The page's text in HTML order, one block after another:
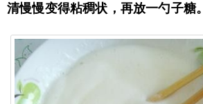
清慢慢变得粘稠状，再放一勺子糖。